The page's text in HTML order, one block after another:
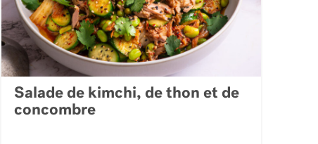
Salade de kimchi, de thon et de
concombre